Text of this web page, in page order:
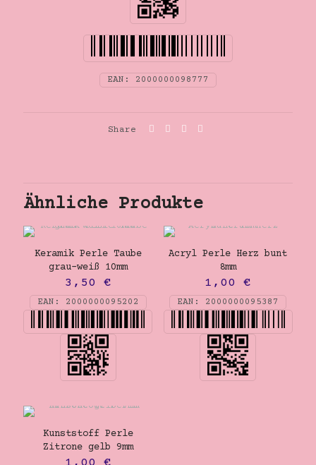
EAN: 2000000098777
Share
Ähnliche Produkte
Keramik Perle Taube
grau-weiß 10mm
3,50 €
EAN: 2000000095202
Acryl Perle Herz bunt
8mm
1,00€
EAN: 2000000095387
Kunststoff Perle
Zitrone gelb 9mm